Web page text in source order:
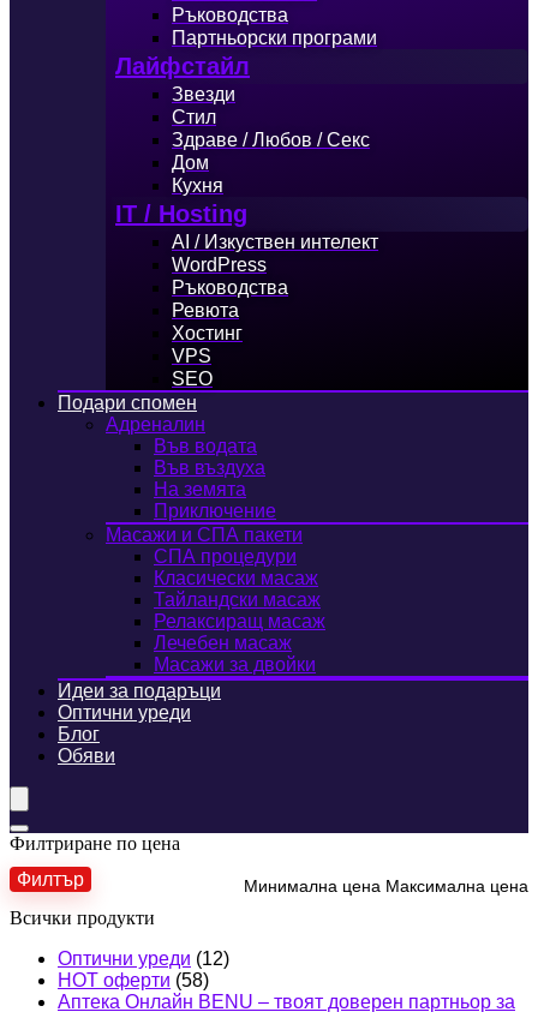
Ръководства
Партньорски програми
Лайфстайл
Звезди
Стил
Здраве / Любов / Секс
Дом
Кухня
IT / Hosting
AI / Изкуствен интелект
WordPress
Ръководства
Ревюта
Хостинг
VPS
SEO
Подари спомен
Адреналин
Във водата
Във въздуха
На земята
Приключение
Масажи и СПА пакети
СПА процедури
Класически масаж
Тайландски масаж
Релаксиращ масаж
Лечебен масаж
Масажи за двойки
Идеи за подаръци
Оптични уреди
Блог
Обяви
Филтриране по цена
Минимална цена Максимална цена
Филтър
Всички продукти
Оптични уреди (12)
HOT оферти (58)
Аптека Онлайн BENU – твоят доверен партньор за